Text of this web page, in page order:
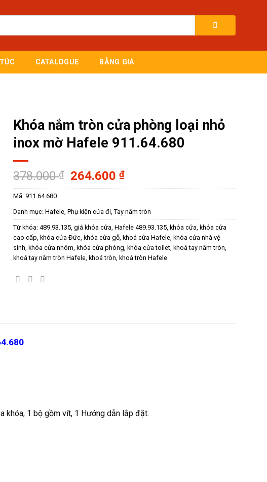
CATALOGUE BẢNG GIÁ
Khóa nắm tròn cửa phòng loại nhỏ
inox mờ Hafele 911.64.680
378.000₫
Giá
gốc
378.000 ₫.
264.600₫Giá
hiện
là:
264.600 ₫.
Mã:911.64.680
Danh mục:Hafele,Phụ kiện cửa đi,Tay nắm tròn
Từ khóa:489.93.135,giá khóa cửa,Hafele 489.93.135, khóa cửa, khóa cửa
cao cấp, khóa cửa Đức, khóa cửa gỗ, khoá cửa Hafele, khóa cửa nhà vệ
sinh, khóa cửa nhôm, khóa cửa phòng, khóa cửa toilet, khoá tay nắm tròn,
khoá tay nắm tròn Hafele, khoá tròn, khoá tròn Hafele
khóa, 1 bộ gồm vít, 1 Hướng dẫn lắp đặt.